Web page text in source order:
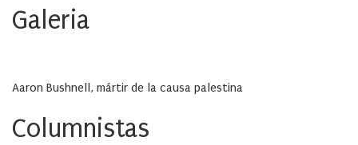
Galeria
Aaron Bushnell, mártir de la causa palestina
Columnistas